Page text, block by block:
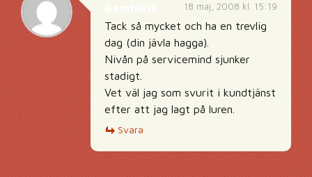
18 maj, 2008 kl. 15:19
Tack så mycket och ha en trevlig
dag (din jävla hagga).
Nivån på servicemind sjunker
stadigt.
Vet väl jag som svurit i kundtjänst
efter att jag lagt på luren.
Svara